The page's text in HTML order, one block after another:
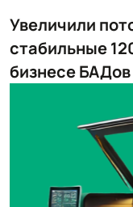
Увеличили
стабильные
бизнесе БАДов